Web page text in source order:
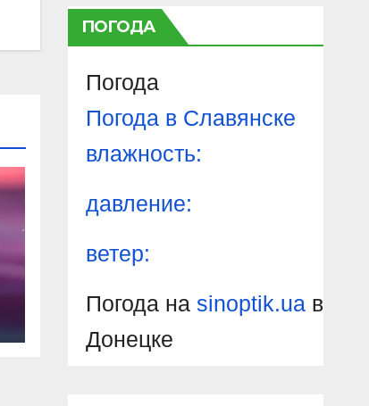
ПОГОДА
Погода
Погода в Славянске
влажность:
давление:
ветер:
Погода на sinoptik.uaв
Донецке